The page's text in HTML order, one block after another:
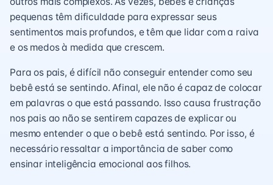
pequenas têm dificuldade para expressar seus
sentimentos mais profundos, e têm que lidar com a raiva
e os medos à medida que crescem.
Para os pais, é difícil não conseguir entender como seu
bebê está se sentindo. Afinal, ele não é capaz de colocar
em palavras o que está passando. Isso causa frustração
nos pais ao não se sentirem capazes de explicar ou
mesmo entender o que o bebê está sentindo. Por isso, é
necessário ressaltar a importância de saber como
ensinar inteligência emocional aos filhos.